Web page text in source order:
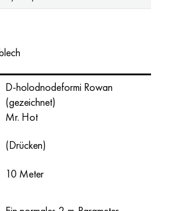
D-holodnodeformi Rowan
(gezeichnet)
Mr. Hot
(Drücken)
10 Meter